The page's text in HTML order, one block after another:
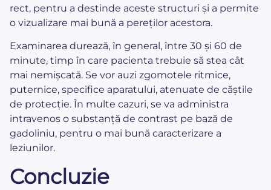
rect, pentru a destinde aceste structuri și a permite
o vizualizare mai bună a pereților acestora.
Examinarea durează, în general, între 30 și 60 de
minute, timp în care pacienta trebuie să stea cât
mai nemișcată. Se vor auzi zgomotele ritmice,
puternice, specifice aparatului, atenuate de căștile
de protecție. În multe cazuri, se va administra
intravenos o substanță de contrast pe bază de
gadoliniu, pentru o mai bună caracterizare a
leziunilor.
Concluzie